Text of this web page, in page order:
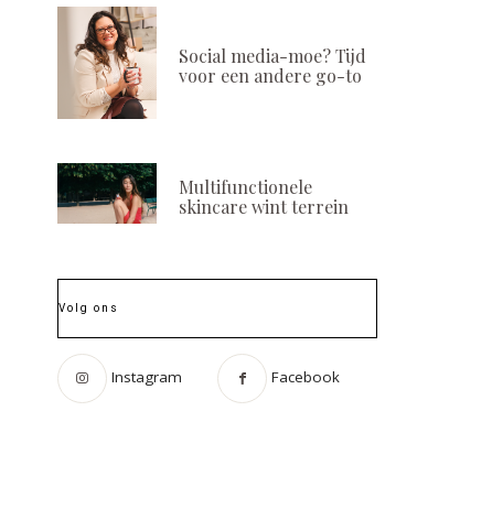
Social media-moe? Tijd
voor een andere go-to
Multifunctionele
skincare wint terrein
Volg ons
Instagram Facebook